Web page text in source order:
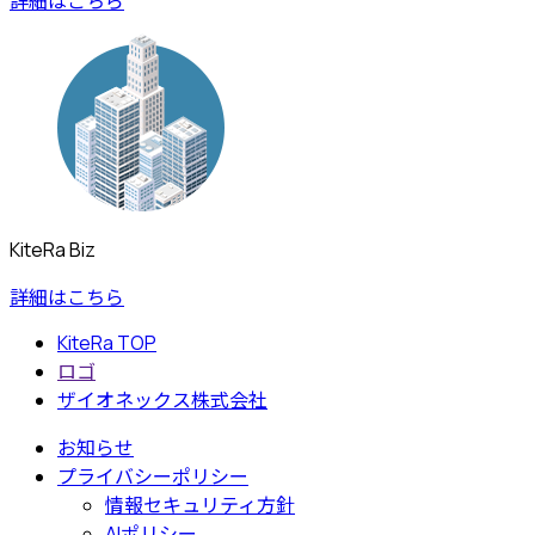
KiteRa Biz
詳細はこちら
KiteRa TOP
ロゴ
ザイオネックス株式会社
お知らせ
プライバシーポリシー
情報セキュリティ方針